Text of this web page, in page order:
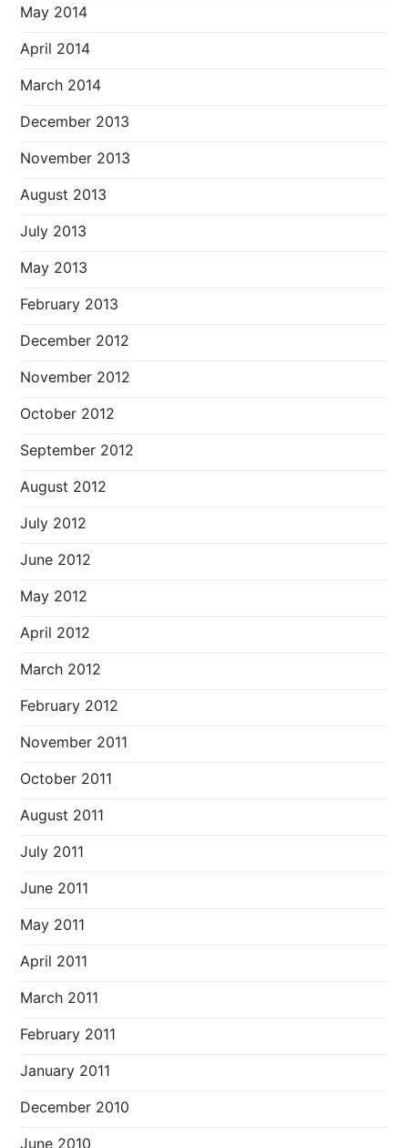
May 2014
April 2014
March 2014
December 2013
November 2013
August 2013
July 2013
May 2013
February 2013
December 2012
November 2012
October 2012
September 2012
August 2012
July 2012
June 2012
May 2012
April 2012
March 2012
February 2012
November 2011
October 2011
August 2011
July 2011
June 2011
May 2011
April 2011
March 2011
February 2011
January 2011
December 2010
June 2010